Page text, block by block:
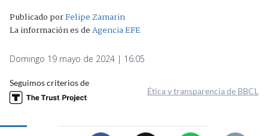
Publicado porFelipe Zamarin
La información es deAgencia EFE
Domingo 19 mayo de 2024 | 16:05
Seguimos criterios de
Ética y transparencia de BBCL